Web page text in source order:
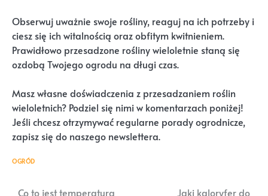
Obserwuj uważnie swoje rośliny, reaguj na ich potrzeby i
ciesz się ich witalnością oraz obfitym kwitnieniem.
Prawidłowo przesadzone rośliny wieloletnie staną się
ozdobą Twojego ogrodu na długi czas.
Masz własne doświadczenia z przesadzaniem roślin
wieloletnich? Podziel się nimi w komentarzach poniżej!
Jeśli chcesz otrzymywać regularne porady ogrodnicze,
zapisz się do naszego newslettera.
OGRÓD
Co to jest temperatura Jaki kaloryfer do